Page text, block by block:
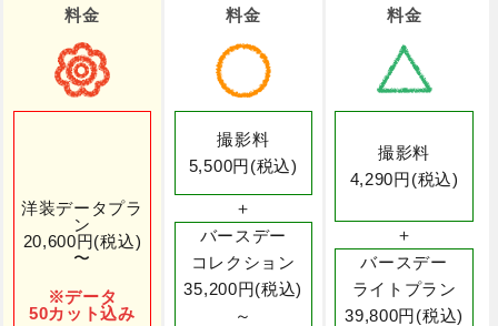
料金
洋装データプラ
ン
20,600円(税込)
〜
※データ
50カット込み
料金
撮影料
5,500円(税込)
＋
バースデー
コレクション
35,200円(税込)
～
料金
撮影料
4,290円(税込)
＋
バースデー
ライトプラン
39,800円(税込)